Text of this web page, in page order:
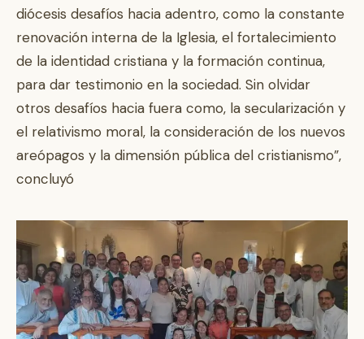
diócesis desafíos hacia adentro, como la constante
renovación interna de la Iglesia, el fortalecimiento
de la identidad cristiana y la formación continua,
para dar testimonio en la sociedad. Sin olvidar
otros desafíos hacia fuera como, la secularización y
el relativismo moral, la consideración de los nuevos
areópagos y la dimensión pública del cristianismo”,
concluyó